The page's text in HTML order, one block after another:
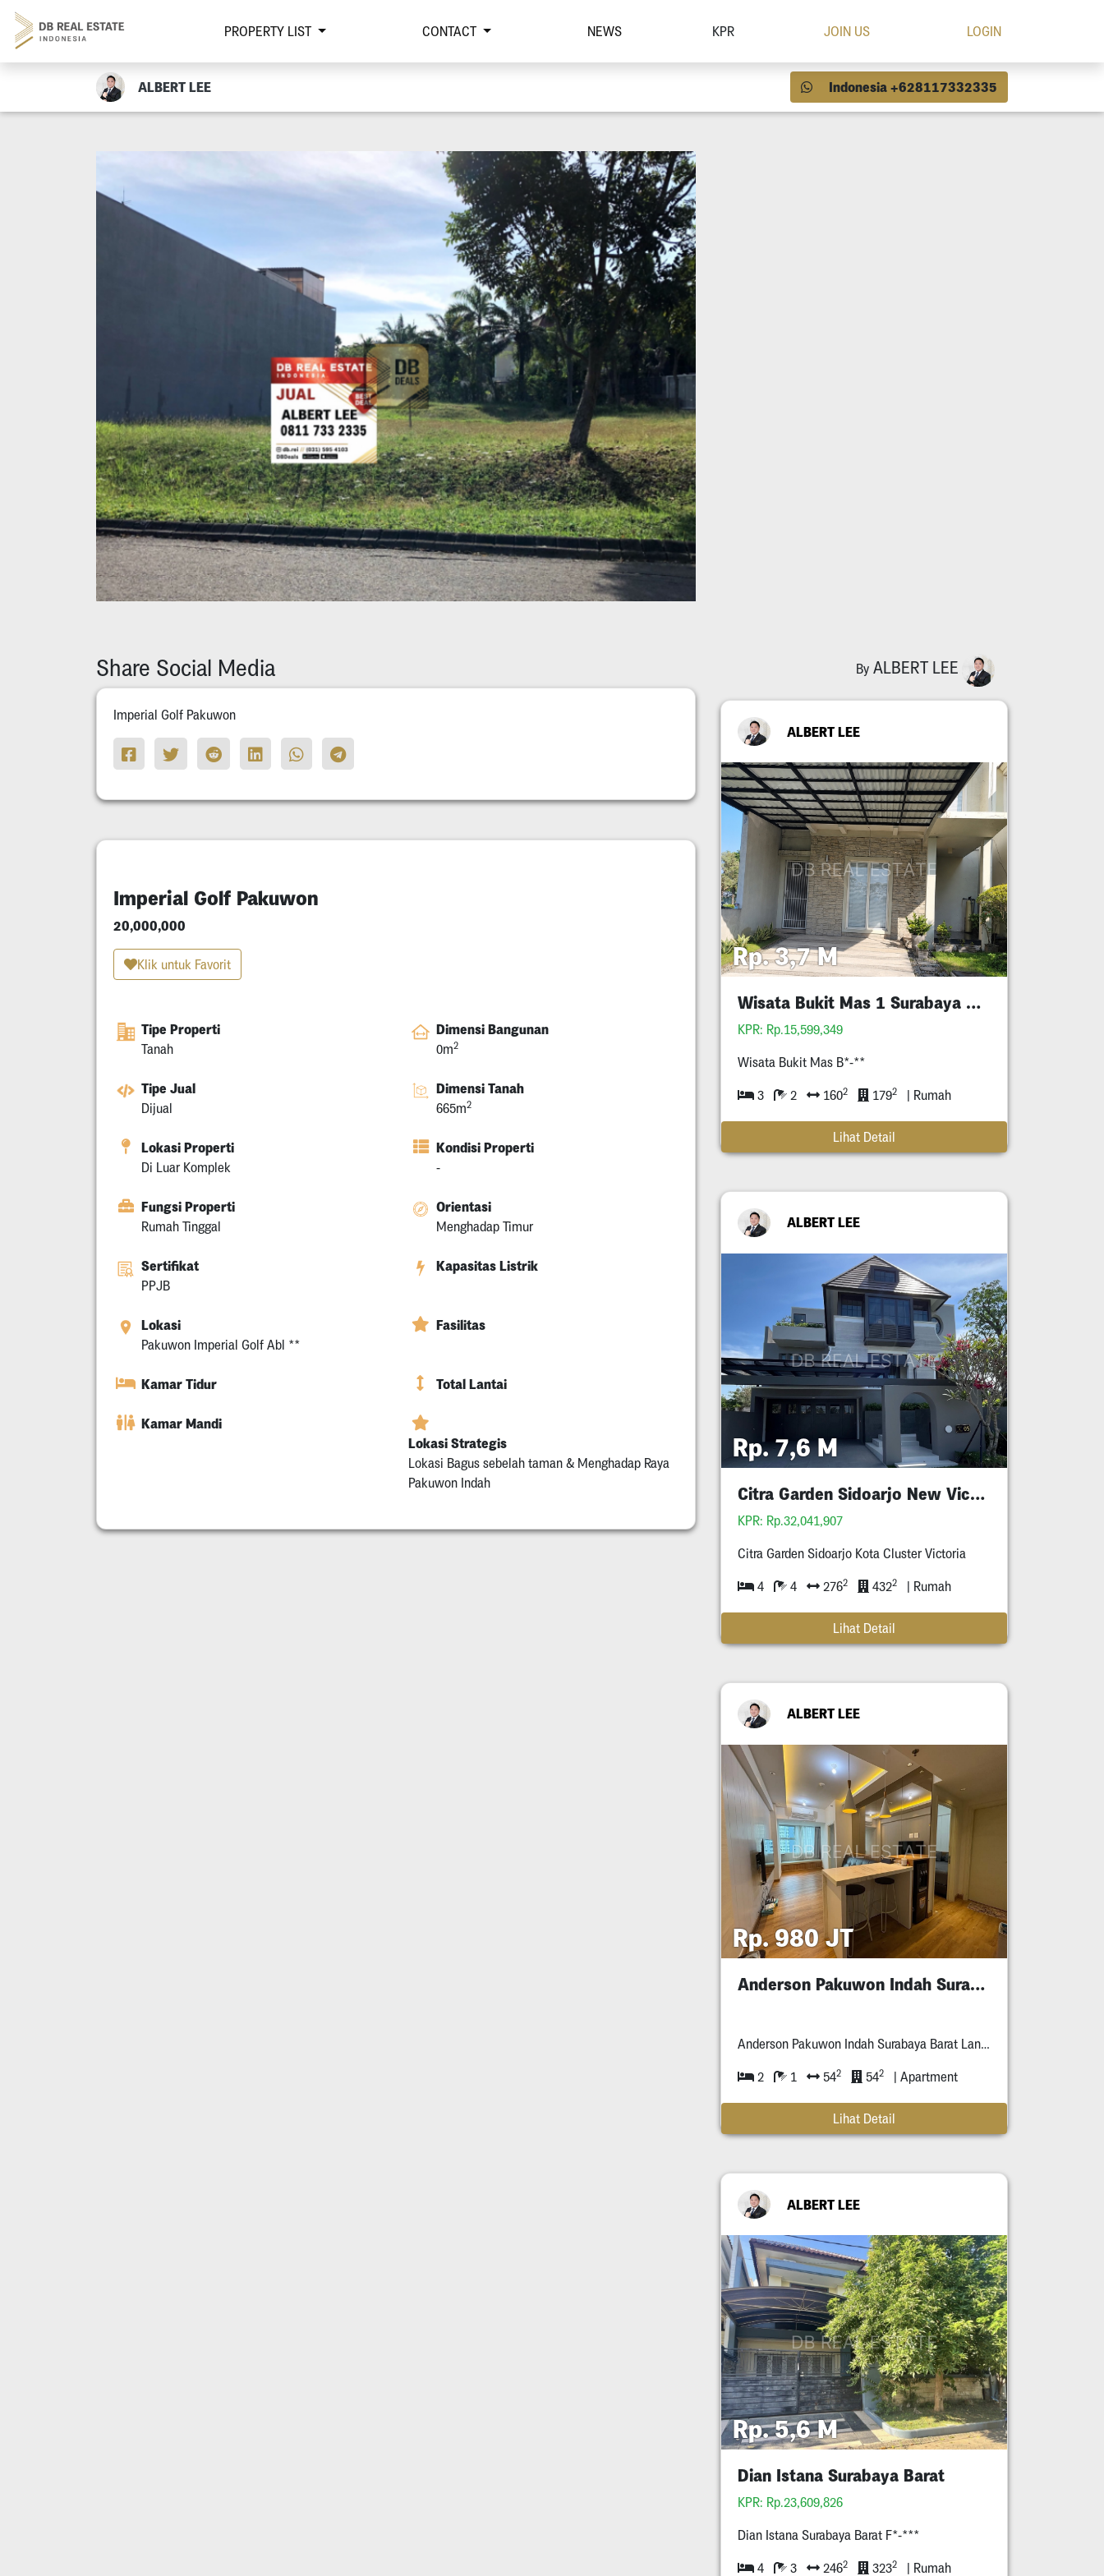
PROPERTY LIST CONTACT NEWS KPR JOIN US LOGIN
ALBERT LEE Indonesia +628117332335
Share Social Media
Imperial Golf Pakuwon
Imperial Golf Pakuwon
20,000,000
Klik untuk Favorit
Tipe Properti
Tanah
Dimensi Bangunan
0m2
Tipe Jual
Dijual
Dimensi Tanah
665m2
Lokasi Properti
Di Luar Komplek
Kondisi Properti
-
Fungsi Properti
Rumah Tinggal
Orientasi
Menghadap Timur
Sertifikat
PPJB
Kapasitas Listrik
Lokasi
Pakuwon Imperial Golf Abl **
Fasilitas
Kamar Tidur Total Lantai
Kamar Mandi
Lokasi Strategis
Lokasi Bagus sebelah taman & Menghadap Raya
Pakuwon Indah
By ALBERT LEE
ALBERT LEE
Rp. 3,7 M
Wisata Bukit Mas 1 Surabaya Barat
KPR: Rp.15,599,349
Wisata Bukit Mas B*-**
3 2 1602 1792 | Rumah
Lihat Detail
ALBERT LEE
Rp. 7,6 M
Citra Garden Sidoarjo New Victoria
KPR: Rp.32,041,907
Citra Garden Sidoarjo Kota Cluster Victoria
4 4 2762 4322 | Rumah
Lihat Detail
ALBERT LEE
Rp. 980 JT
Anderson Pakuwon Indah Surabaya Murah
Anderson Pakuwon Indah Surabaya Barat Lantai **
2 1 542 542 | Apartment
Lihat Detail
ALBERT LEE
Rp. 5,6 M
Dian Istana Surabaya Barat
KPR: Rp.23,609,826
Dian Istana Surabaya Barat F*-***
4 3 2462 3232 | Rumah